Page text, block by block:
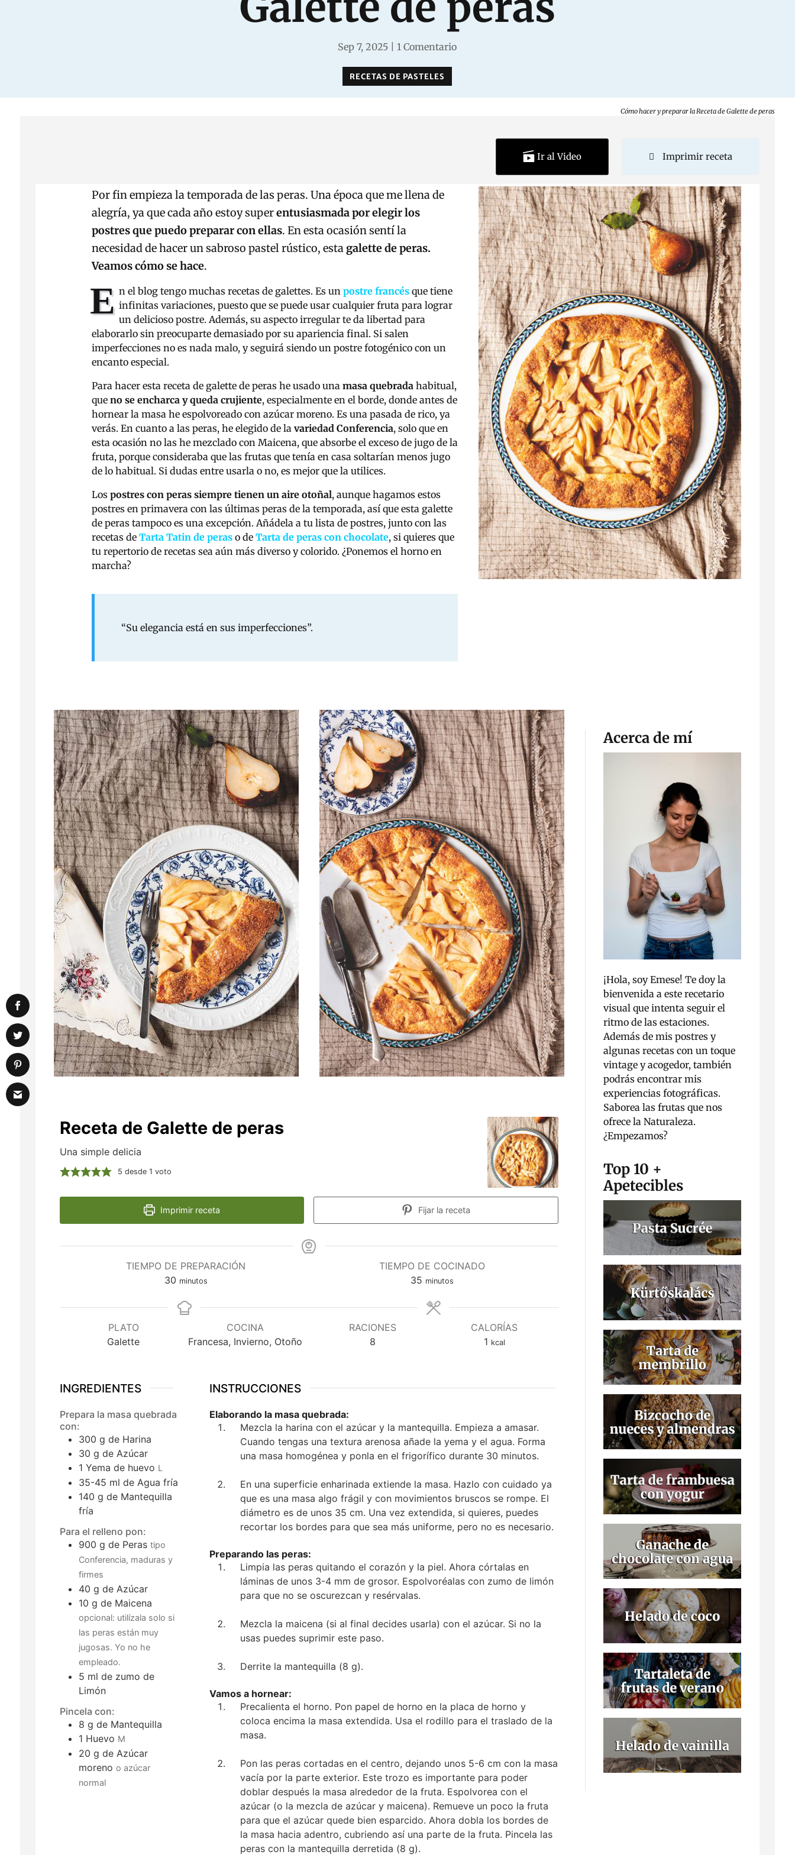
Sep 7, 2025 1 Comentario
RECETAS DE PASTELES
Cómo hacer y preparar la Receta de Galette de peras
Ir al Video Imprimir receta
Por fin empieza la temporada de las peras. Una época que me llena de
alegría, ya que cada año estoy superentusiasmada por elegir los
postres que puedo preparar con ellas. En esta ocasión sentí la
necesidad de hacer un sabroso pastel rústico, esta galette de peras.
Veamos cómo se hace.
E n el blog tengo muchas recetas de galettes. Es unpostre francés que tiene
infinitas variaciones, puesto que se puede usar cualquier fruta para lograr
un delicioso postre. Además, su aspecto irregular te da libertad para
elaborarlo sin preocuparte demasiado por su apariencia final. Si salen
imperfecciones no es nada malo, y seguirá siendo un postre fotogénico con un
encanto especial.
Para hacer esta receta de galette de peras he usado unamasa quebrada habitual,
queno se encharca y queda crujiente, especialmente en el borde, donde antes de
hornear la masa he espolvoreado con azúcar moreno. Es una pasada de rico, ya
verás. En cuanto a las peras, he elegido de lavariedad Conferencia, solo que en
esta ocasión no las he mezclado con Maicena, que absorbe el exceso de jugo de la
fruta, porque consideraba que las frutas que tenía en casa soltarían menos jugo
de lo habitual. Si dudas entre usarla o no, es mejor que la utilices.
Lospostres con peras siempre tienen un aire otoñal, aunque hagamos estos
postres en primavera con las últimas peras de la temporada, así que esta galette
de peras tampoco es una excepción. Añádela a tu lista de postres, junto con las
recetas deTarta Tatin de peraso deTarta de peras con chocolate, si quieres que
tu repertorio de recetas sea aún más diverso y colorido. ¿Ponemos el horno en
marcha?
“Su elegancia está en sus imperfecciones”.
Receta de Galette de peras
Una simple delicia
5 desde 1 voto
Imprimir receta Fijar la receta
TIEMPO DE PREPARACIÓN
30minutos
minutos
TIEMPO DE COCINADO
35 minutos
minutos
PLATO
Galette
COCINA
Francesa, Invierno, Otoño
RACIONES
8
CALORÍAS
1 kcal
INGREDIENTES
Prepara la masa quebrada
con:
300 g de Harina
30 g de Azúcar
1 Yema de huevo L
35-45 ml de Agua fría
140 g de Mantequilla
fría
Para el relleno pon:
900 g de Peras tipo
Conferencia, maduras y
firmes
40 g de Azúcar
10 g de Maicena
opcional: utilízala solo si
las peras están muy
jugosas. Yo no he
empleado.
5 ml de zumo de
Limón
Pincela con:
8 g de Mantequilla
1 Huevo M
20 g de Azúcar
morenoo azúcar
normal
INSTRUCCIONES
Elaborando la masa quebrada:
Mezcla la harina con el azúcar y la mantequilla. Empieza a amasar.
Cuando tengas una textura arenosa añade la yema y el agua. Forma
una masa homogénea y ponla en el frigorífico durante 30 minutos.
En una superficie enharinada extiende la masa. Hazlo con cuidado ya
que es una masa algo frágil y con movimientos bruscos se rompe. El
diámetro es de unos 35 cm. Una vez extendida, si quieres, puedes
recortar los bordes para que sea más uniforme, pero no es necesario.
Preparando las peras:
Limpia las peras quitando el corazón y la piel. Ahora córtalas en
láminas de unos 3-4 mm de grosor. Espolvoréalas con zumo de limón
para que no se oscurezcan y resérvalas.
Mezcla la maicena (si al final decides usarla) con el azúcar. Si no la
usas puedes suprimir este paso.
Derrite la mantequilla (8 g).
Vamos a hornear:
Precalienta el horno. Pon papel de horno en la placa de horno y
coloca encima la masa extendida. Usa el rodillo para el traslado de la
masa.
Pon las peras cortadas en el centro, dejando unos 5-6 cm con la masa
vacía por la parte exterior. Este trozo es importante para poder
doblar después la masa alrededor de la fruta. Espolvorea con el
azúcar (o la mezcla de azúcar y maicena). Remueve un poco la fruta
para que el azúcar quede bien esparcido. Ahora dobla los bordes de
la masa hacia adentro, cubriendo así una parte de la fruta. Pincela las
peras con la mantequilla derretida (8 g).
Acerca de mí
¡Hola, soy Emese! Te doy la
bienvenida a este recetario
visual que intenta seguir el
ritmo de las estaciones.
Además de mis postres y
algunas recetas con un toque
vintage y acogedor, también
podrás encontrar mis
experiencias fotográficas.
Saborea las frutas que nos
ofrece la Naturaleza.
¿Empezamos?
Top 10 +
Apetecibles